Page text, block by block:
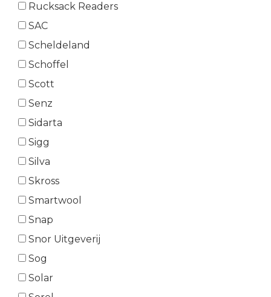
Rucksack Readers
SAC
Scheldeland
Schoffel
Scott
Senz
Sidarta
Sigg
Silva
Skross
Smartwool
Snap
Snor Uitgeverij
Sog
Solar